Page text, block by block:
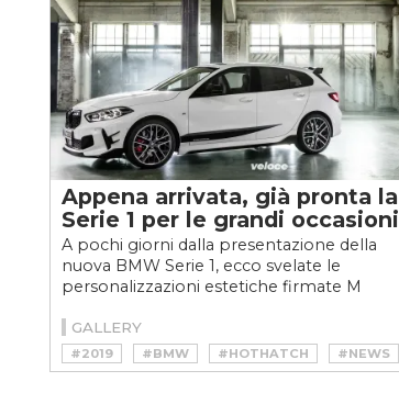
Appena arrivata, già pronta la
Serie 1 per le grandi occasioni
A pochi giorni dalla presentazione della
nuova BMW Serie 1, ecco svelate le
personalizzazioni estetiche firmate M
GALLERY
#2019 #BMW #HOTHATCH
#NEWS
#SERIE1
#SPORTSCAR